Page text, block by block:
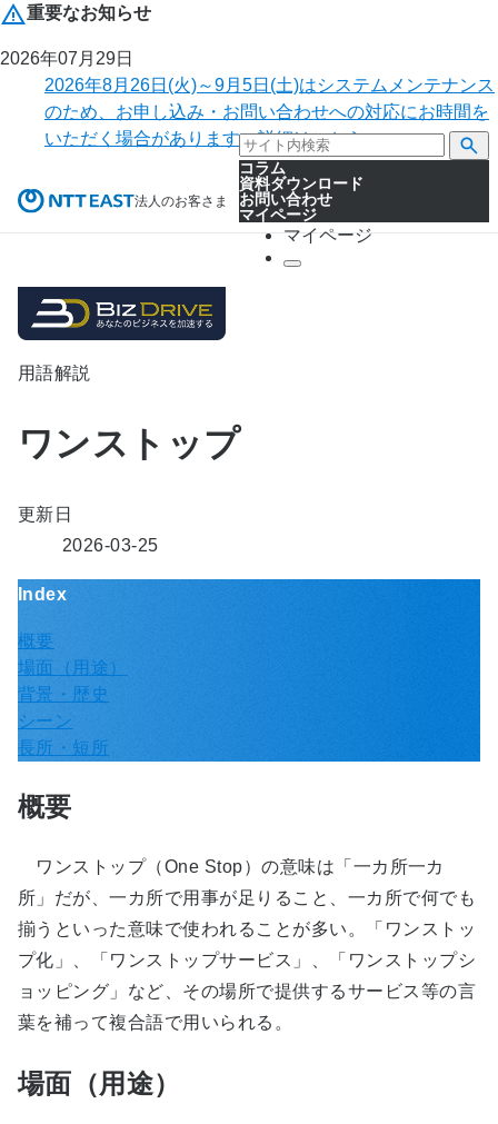
重要なお知らせ
2026年07月29日
2026年8月26日(火)～9月5日(土)はシステムメンテナンス
のため、お申し込み・お問い合わせへの対応にお時間を
いただく場合があります。詳細はこちら。
法人のお客さま
コラム
資料ダウンロード
お問い合わせ
マイページ
マイページ
用語解説
ワンストップ
更新日
2026-03-25
Index
概要
場面（用途）
背景・歴史
シーン
長所・短所
概要
ワンストップ（One Stop）の意味は「一カ所一カ
所」だが、一カ所で用事が足りること、一カ所で何でも
揃うといった意味で使われることが多い。「ワンストッ
プ化」、「ワンストップサービス」、「ワンストップシ
ョッピング」など、その場所で提供するサービス等の言
葉を補って複合語で用いられる。
場面（用途）